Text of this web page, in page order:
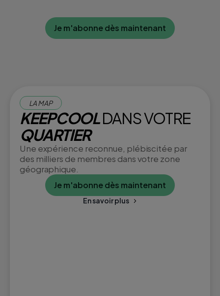
Je m'abonne dès maintenant
LA MAP
KEEPCOOLDANS VOTRE
QUARTIER
Une expérience reconnue, plébiscitée par
des milliers de membres dans votre zone
géographique.
Je m'abonne dès maintenant
En savoir plus